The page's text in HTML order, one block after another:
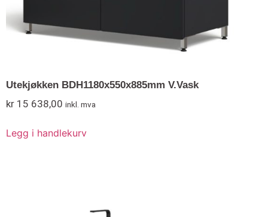
Utekjøkken BDH1180x550x885mm V.Vask
kr 15 638,00 inkl. mva
Legg i handlekurv